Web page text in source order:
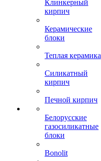
Клинкерный
кирпич
Керамические
блоки
Теплая керамика
Силикатный
кирпич
Печной кирпич
Белорусские
газосиликатные
блоки
Bonolit